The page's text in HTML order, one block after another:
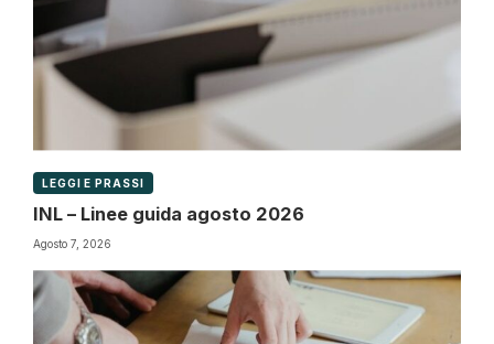
LEGGI E PRASSI
INL – Linee guida agosto 2026
Agosto 7, 2026